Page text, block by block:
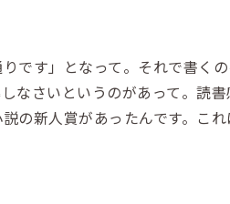
です」となって。それで書く
なさいというのがあって。読
の新人賞があったんです。こ